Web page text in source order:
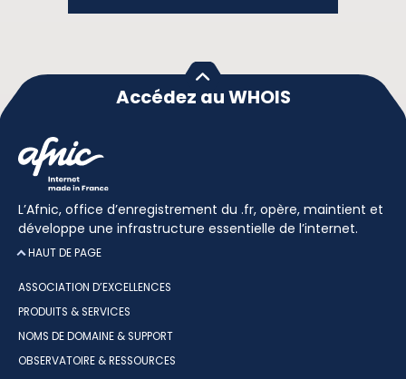
Accédez au WHOIS
L’Afnic, office d’enregistrement du .fr, opère, maintient et
développe une infrastructure essentielle de l’internet.
HAUT DE PAGE
ASSOCIATION D’EXCELLENCES
PRODUITS & SERVICES
NOMS DE DOMAINE & SUPPORT
OBSERVATOIRE & RESSOURCES